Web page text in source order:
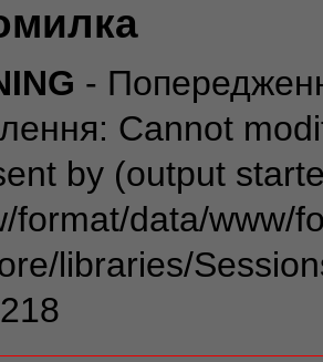
-
Cannot
by (output
format/data/www/
libraries/